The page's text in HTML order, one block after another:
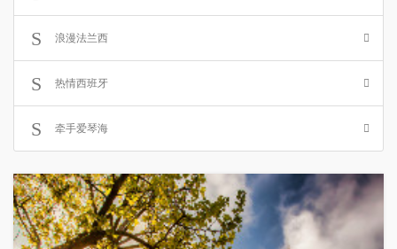
浪漫法兰西
热情西班牙
牵手爱琴海